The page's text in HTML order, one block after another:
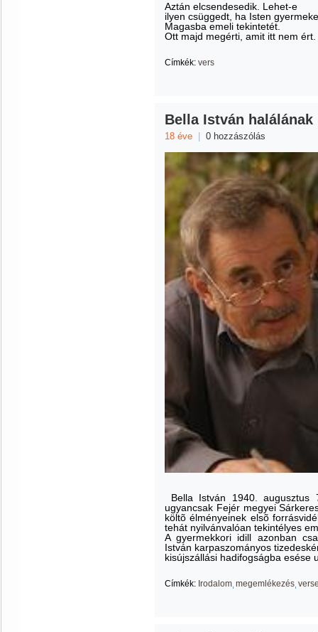
Aztán elcsendesedik. Lehet-e
ilyen csüggedt, ha Isten
Magasba emeli tekintetét.
Ott majd megérti, amit itt nem ért.
Címkék: vers
Bella István
18 éve 0 hozzászólás
Bella István 1940. augusztus
ugyancsak Fejér megyei
költõ élményeinek elsõ
tehát nyilvánvalóan tekintélyes
A gyermekkori idill azonban
István karpaszományos
kisújszállási hadifogságba esése
Címkék: Irodalom megemlékezés